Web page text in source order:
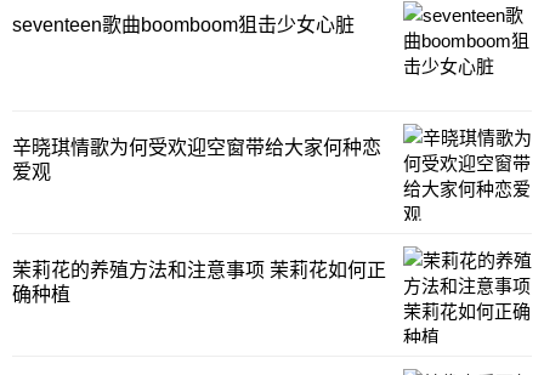
seventeen歌曲boomboom狙击少女心脏
辛晓琪情歌为何受欢迎空窗带给大家何种恋
爱观
茉莉花的养殖方法和注意事项 茉莉花如何正
确种植